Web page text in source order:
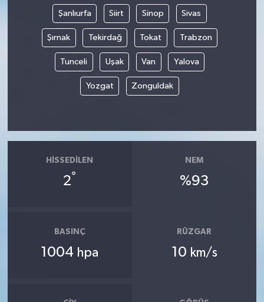
Şanlıurfa Siirt Sinop Sivas
Şırnak Tekirdağ Tokat Trabzon
Tunceli Uşak Van Yalova
Yozgat Zonguldak
HISSEDILEN
2°
NEM
%93
BASINÇ
1004 hpa
RÜZGAR
10 km/s